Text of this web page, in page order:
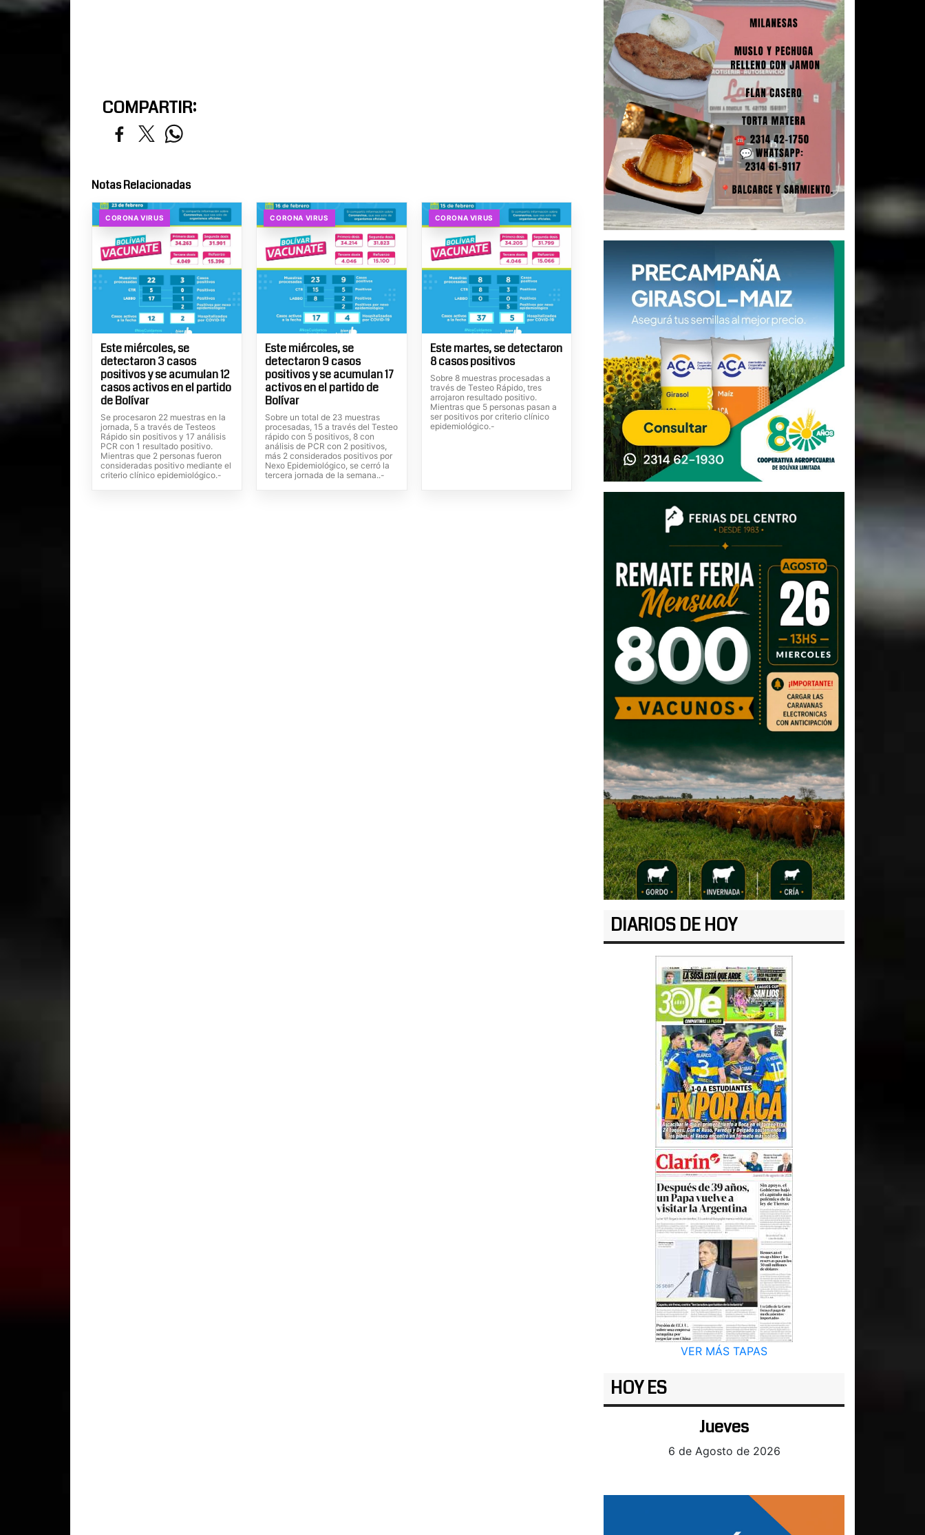
COMPARTIR:
Notas Relacionadas
CORONA VIRUS
Este miércoles, se
detectaron 3 casos
positivos y se acumulan 12
casos activos en el partido
de Bolívar
Se procesaron 22 muestras en la
jornada, 5 a través de Testeos
Rápido sin positivos y 17 análisis
PCR con 1 resultado positivo.
Mientras que 2 personas fueron
consideradas positivo mediante el
criterio clínico epidemiológico.-
CORONA VIRUS
Este miércoles, se
detectaron 9 casos
positivos y se acumulan 17
activos en el partido de
Bolívar
Sobre un total de 23 muestras
procesadas, 15 a través del Testeo
rápido con 5 positivos, 8 con
análisis de PCR con 2 positivos,
más 2 considerados positivos por
Nexo Epidemiológico, se cerró la
tercera jornada de la semana..-
CORONA VIRUS
Este martes, se detectaron
8 casos positivos
Sobre 8 muestras procesadas a
través de Testeo Rápido, tres
arrojaron resultado positivo.
Mientras que 5 personas pasan a
ser positivos por criterio clínico
epidemiológico.-
DIARIOS DE HOY
VER MÁS TAPAS
HOY ES
Jueves
6 de Agosto de 2026